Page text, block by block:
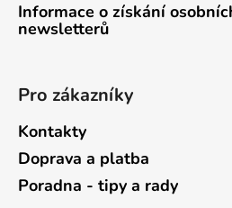
Informace o získání
newsletterů
Pro zákazníky
Kontakty
Doprava a platba
Poradna - tipy a rady